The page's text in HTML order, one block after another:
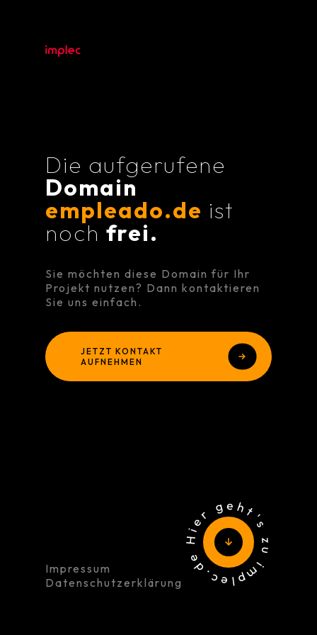
Die aufgerufene
Domain
empleado.de ist
noch frei.
Sie möchten diese Domain für Ihr
Projekt nutzen? Dann kontaktieren
Sie uns einfach.
JETZT KONTAKT
AUFNEHMEN
Impressum
Datenschutzerklärung Hier geht's zu implec.de